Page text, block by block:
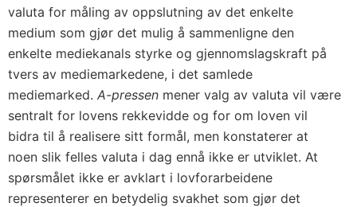
valuta for måling av oppslutning av det enkelte
medium som gjør det mulig å sammenligne den
enkelte mediekanals styrke og gjennomslagskraft på
tvers av mediemarkedene, i det samlede
mediemarked. A-pressen mener valg av valuta vil være
sentralt for lovens rekkevidde og for om loven vil
bidra til å realisere sitt formål, men konstaterer at
noen slik felles valuta i dag ennå ikke er utviklet. At
spørsmålet ikke er avklart i lovforarbeidene
representerer en betydelig svakhet som gjør det